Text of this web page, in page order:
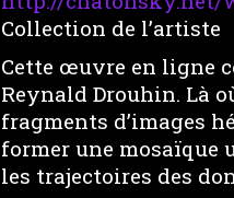
Collection de l’artiste
Cette œuvre en ligne
Reynald Drouhin. Là
fragments d’images
former une mosaïque
les trajectoires des